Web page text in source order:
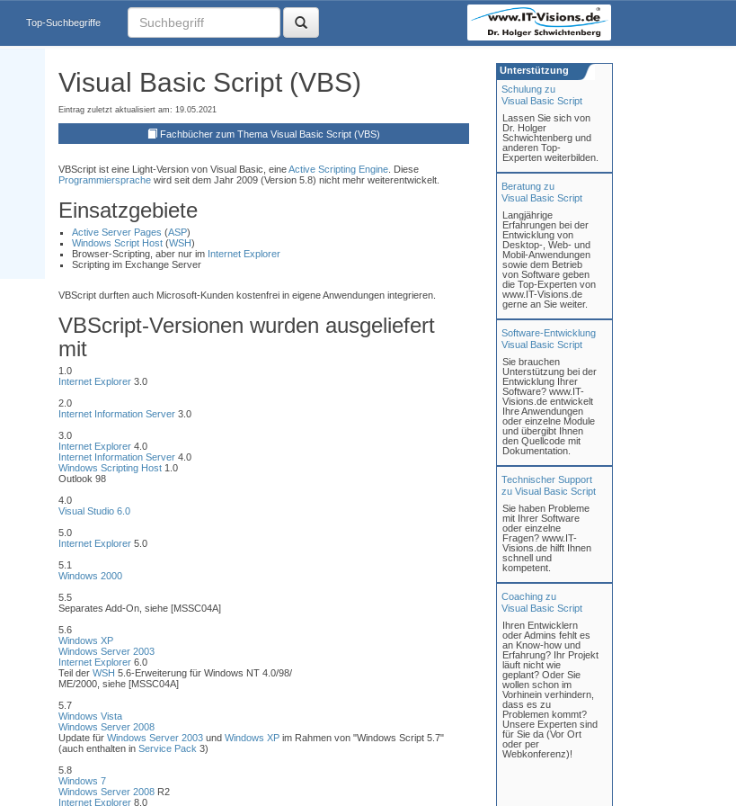
Top-Suchbegriffe
Visual Basic Script (VBS)
Eintrag zuletzt aktualisiert am: 19.05.2021
Fachbücher zum Thema Visual Basic Script (VBS)
VBScript ist eine Light-Version von Visual Basic, eineActive Scripting Engine. Diese
Programmiersprachewird seit dem Jahr 2009 (Version 5.8) nicht mehr weiterentwickelt.
Einsatzgebiete
Active Server Pages (ASP)
Windows Script Host(WSH)
Browser-Scripting, aber nur im Internet Explorer
Scripting im Exchange Server
VBScript durften auch Microsoft-Kunden kostenfrei in eigene Anwendungen integrieren.
VBScript-Versionen wurden ausgeliefert
mit
1.0
Internet Explorer3.0
2.0
Internet Information Server3.0
3.0
Internet Explorer4.0
Internet Information Server4.0
Windows Scripting Host1.0
Outlook 98
4.0
Visual Studio 6.0
5.0
Internet Explorer5.0
5.1
Windows 2000
5.5
Separates Add-On, siehe [MSSC04A]
5.6
Windows XP
Windows Server 2003
Internet Explorer6.0
Teil der WSH 5.6-Erweiterung für Windows NT 4.0/98/
ME/2000, siehe [MSSC04A]
5.7
Windows Vista
Windows Server 2008
Update für Windows Server 2003und Windows XPim Rahmen von "Windows Script 5.7"
(auch enthalten in Service Pack 3)
5.8
Windows 7
Windows Server 2008R2
Internet Explorer8.0
Schulung zu
Visual Basic Script
Lassen Sie sich von
Dr. Holger
Schwichtenberg und
anderen Top-
Experten weiterbilden.
Beratung zu
Visual Basic Script
Langjährige
Erfahrungen bei der
Entwicklung von
Desktop-, Web- und
Mobil-Anwendungen
sowie dem Betrieb
von Software geben
die Top-Experten von
www.IT-Visions.de
gerne an Sie weiter.
Software-Entwicklung
Visual Basic Script
Sie brauchen
Unterstützung bei der
Entwicklung Ihrer
Software? www.IT-
Visions.de entwickelt
Ihre Anwendungen
oder einzelne Module
und übergibt Ihnen
den Quellcode mit
Dokumentation.
Technischer Support
zu Visual Basic Script
Sie haben Probleme
mit Ihrer Software
oder einzelne
Fragen? www.IT-
Visions.de hilft Ihnen
schnell und
kompetent.
Coaching zu
Visual Basic Script
Ihren Entwicklern
oder Admins fehlt es
an Know-how und
Erfahrung? Ihr Projekt
läuft nicht wie
geplant? Oder Sie
wollen schon im
Vorhinein verhindern,
dass es zu
Problemen kommt?
Unsere Experten sind
für Sie da (Vor Ort
oder per
Webkonferenz)!
Unterstützung